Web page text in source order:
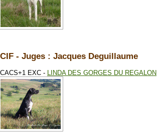
CIF - Juges : Jacques Deguillaume
CACS+1 EXC - LINDA DES GORGES DU REGALON